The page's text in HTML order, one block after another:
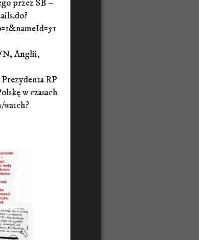
przez SB –
Anglii,
RP
w czasach